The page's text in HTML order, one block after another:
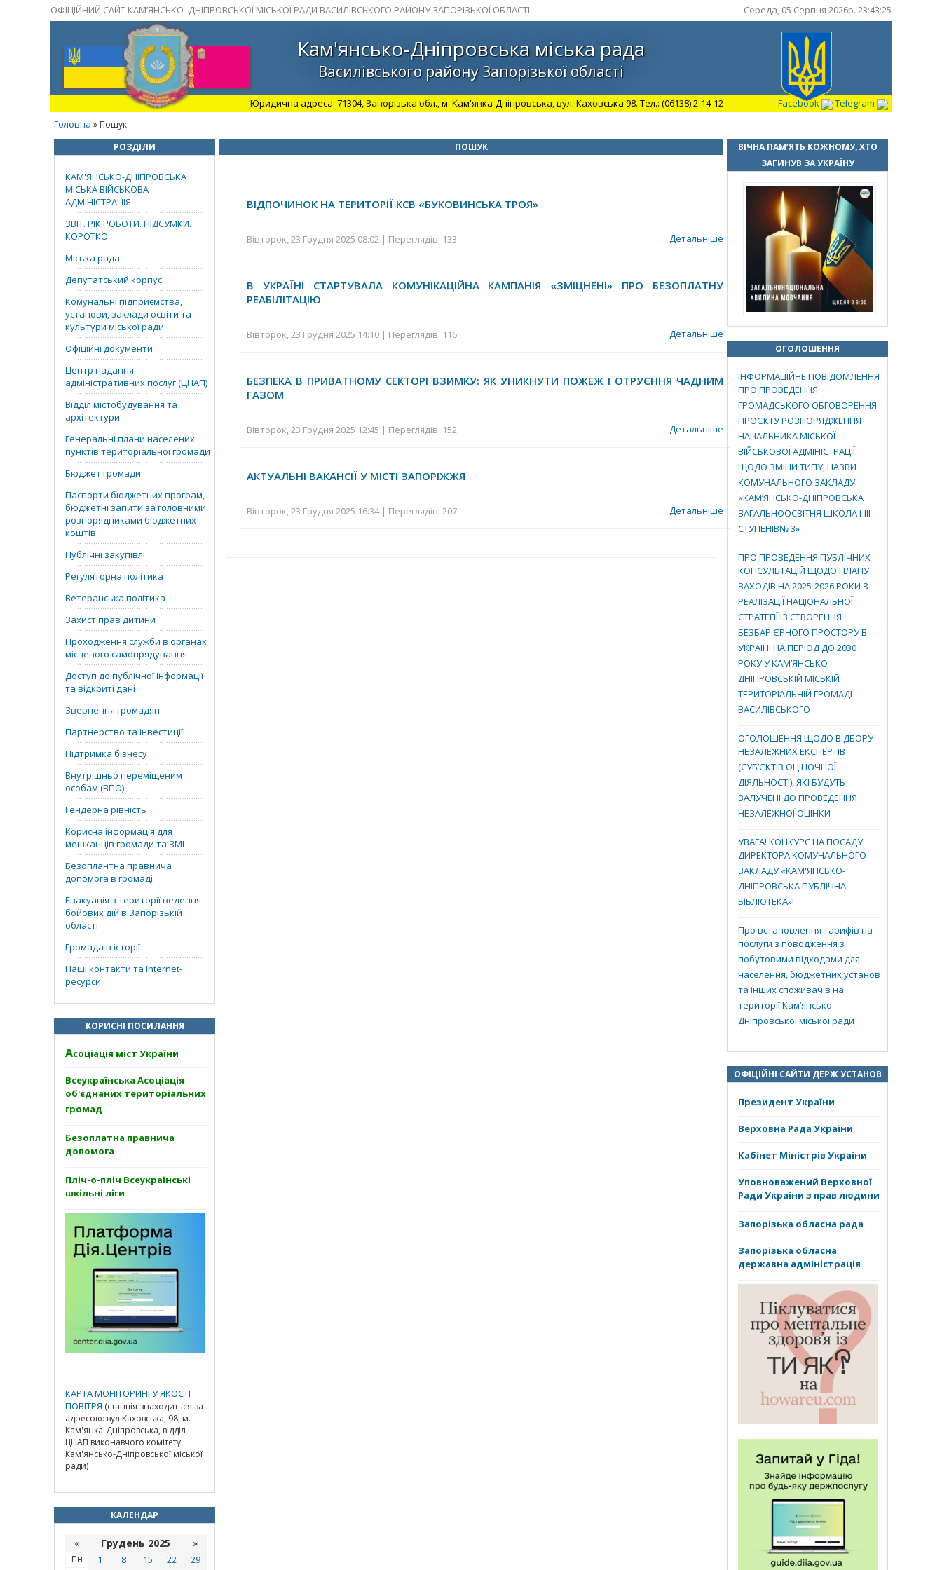
ОФІЦІЙНИЙ САЙТ КАМ’ЯНСЬКО–ДНІПРОВСЬКОЇ МІСЬКОЇ РАДИ ВАСИЛІВСЬКОГО РАЙОНУ ЗАПОРІЗЬКОЇ ОБЛАСТІ Середа, 05 Серпня 2026р. 23:43:26
Кам'янсько-Дніпровська міська рада
Василівського району Запорізької області
Юридична адреса: 71304, Запорізька обл., м. Кам'янка-Дніпровська, вул. Каховська 98. Тел.: (06138) 2-14-12 Facebook
Telegram
Головна » Пошук
РОЗДІЛИ
КАМ'ЯНСЬКО-ДНІПРОВСЬКА
МІСЬКА ВІЙСЬКОВА
АДМІНІСТРАЦІЯ
ЗВІТ. РІК РОБОТИ. ПІДСУМКИ.
КОРОТКО
Міська рада
Депутатський корпус
Комунальні підприємства,
установи, заклади освіти та
культури міської ради
Офіційні документи
Центр надання
адміністративних послуг (ЦНАП)
Відділ містобудування та
архітектури
Генеральні плани населених
пунктів територіальної громади
Бюджет громади
Паспорти бюджетних програм,
бюджетні запити за головними
розпорядниками бюджетних
коштів
Публічні закупівлі
Регуляторна політика
Ветеранська політика
Захист прав дитини
Проходження служби в органах
місцевого самоврядування
Доступ до публічної інформації
та відкриті дані
Звернення громадян
Партнерство та інвестиції
Підтримка бізнесу
Внутрішньо переміщеним
особам (ВПО)
Гендерна рівність
Корисна інформація для
мешканців громади та ЗМІ
Безоплантна правнича
допомога в громаді
Евакуація з території ведення
бойових дій в Запорізькій
області
Громада в історії
Наші контакти та Internet-
ресурси
КОРИСНІ ПОСИЛАННЯ
Асоціація міст України
Всеукраїнська Асоціація
об'єднаних територіальних
громад
Безоплатна правнича
допомога
Пліч-о-пліч Всеукраїнські
шкільні ліги
КАРТА МОНІТОРИНГУ ЯКОСТІ
ПОВІТРЯ (станція знаходиться за
адресою: вул Каховська, 98, м.
Кам'янка-Дніпровська, відділ
ЦНАП виконавчого комітету
Кам'янсько-Дніпровської міської
ради)
КАЛЕНДАР
« Грудень 2025 »
Пн 1 8 15 22 29
ПОШУК
ВІДПОЧИНОК НА ТЕРИТОРІЇ КСВ «БУКОВИНСЬКА ТРОЯ»
Вівторок, 23 Грудня 2025 08:02 | Переглядів: 133 Детальніше
В УКРАЇНІ СТАРТУВАЛА КОМУНІКАЦІЙНА КАМПАНІЯ «ЗМІЦНЕНІ» ПРО БЕЗОПЛАТНУ
РЕАБІЛІТАЦІЮ
Вівторок, 23 Грудня 2025 14:10 | Переглядів: 116 Детальніше
БЕЗПЕКА В ПРИВАТНОМУ СЕКТОРІ ВЗИМКУ: ЯК УНИКНУТИ ПОЖЕЖ І ОТРУЄННЯ ЧАДНИМ
ГАЗОМ
Вівторок, 23 Грудня 2025 12:45 | Переглядів: 152 Детальніше
АКТУАЛЬНІ ВАКАНСІЇ У МІСТІ ЗАПОРІЖЖЯ
Вівторок, 23 Грудня 2025 16:34 | Переглядів: 207 Детальніше
ВІЧНА ПАМ’ЯТЬ КОЖНОМУ, ХТО
ЗАГИНУВ ЗА УКРАЇНУ
ОГОЛОШЕННЯ
ІНФОРМАЦІЙНЕ ПОВІДОМЛЕННЯ
ПРО ПРОВЕДЕННЯ
ГРОМАДСЬКОГО ОБГОВОРЕННЯ
ПРОЄКТУ РОЗПОРЯДЖЕННЯ
НАЧАЛЬНИКА МІСЬКОЇ
ВІЙСЬКОВОЇ АДМІНІСТРАЦІЇ
ЩОДО ЗМІНИ ТИПУ, НАЗВИ
КОМУНАЛЬНОГО ЗАКЛАДУ
«КАМ’ЯНСЬКО-ДНІПРОВСЬКА
ЗАГАЛЬНООСВІТНЯ ШКОЛА І-ІІІ
СТУПЕНІВ№ 3»
ПРО ПРОВЕДЕННЯ ПУБЛІЧНИХ
КОНСУЛЬТАЦІЙ ЩОДО ПЛАНУ
ЗАХОДІВ НА 2025-2026 РОКИ З
РЕАЛІЗАЦІЇ НАЦІОНАЛЬНОЇ
СТРАТЕГІЇ ІЗ СТВОРЕННЯ
БЕЗБАР'ЄРНОГО ПРОСТОРУ В
УКРАЇНІ НА ПЕРІОД ДО 2030
РОКУ У КАМ’ЯНСЬКО-
ДНІПРОВСЬКІЙ МІСЬКІЙ
ТЕРИТОРІАЛЬНІЙ ГРОМАДІ
ВАСИЛІВСЬКОГО
ОГОЛОШЕННЯ ЩОДО ВІДБОРУ
НЕЗАЛЕЖНИХ ЕКСПЕРТІВ
(СУБ’ЄКТІВ ОЦІНОЧНОЇ
ДІЯЛЬНОСТІ), ЯКІ БУДУТЬ
ЗАЛУЧЕНІ ДО ПРОВЕДЕННЯ
НЕЗАЛЕЖНОЇ ОЦІНКИ
УВАГА! КОНКУРС НА ПОСАДУ
ДИРЕКТОРА КОМУНАЛЬНОГО
ЗАКЛАДУ «КАМ'ЯНСЬКО-
ДНІПРОВСЬКА ПУБЛІЧНА
БІБЛІОТЕКА»!
Про встановлення тарифів на
послуги з поводження з
побутовими відходами для
населення, бюджетних установ
та інших споживачів на
території Кам’янсько-
Дніпровської міської ради
ОФІЦІЙНІ САЙТИ ДЕРЖ УСТАНОВ
Президент України
Верховна Рада України
Кабінет Міністрів України
Уповноважений Верховної
Ради України з прав людини
Запорізька обласна рада
Запорізька обласна
державна адміністрація